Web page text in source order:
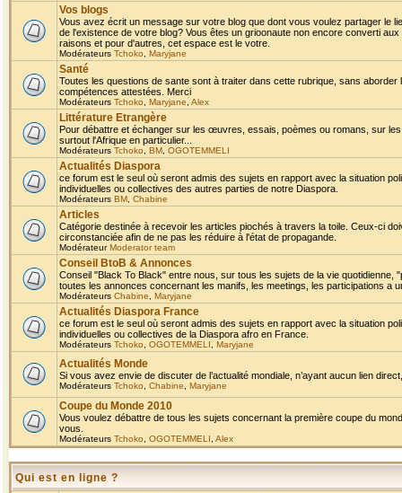
Vos blogs
Vous avez écrit un message sur votre blog que dont vous voulez partager le
de l'existence de votre blog? Vous êtes un grioonaute non encore converti
raisons et pour d'autres, cet espace est le votre.
Modérateurs Tchoko Maryjane
Santé
Toutes les questions de sante sont à traiter dans cette rubrique, sans
compétences attestées. Merci
Modérateurs Tchoko Maryjane Alex
Littérature Etrangère
Pour débattre et échanger sur les œuvres, essais, poèmes ou romans, sur
surtout l'Afrique en particulier...
Modérateurs Tchoko BM OGOTEMMELI
Actualités Diaspora
ce forum est le seul où seront admis des sujets en rapport avec la situation
individuelles ou collectives des autres parties de notre Diaspora.
Modérateurs BM Chabine
Articles
Catégorie destinée à recevoir les articles piochés à travers la toile. Ceux-ci
circonstanciée afin de ne pas les réduire à l'état de propagande.
ModérateurModerator team
Conseil BtoB & Annonces
Conseil "Black To Black" entre nous, sur tous les sujets de la vie
toutes les annonces concernant les manifs, les meetings, les participations a
Modérateurs Chabine Maryjane
Actualités Diaspora France
ce forum est le seul où seront admis des sujets en rapport avec la situation
individuelles ou collectives de la Diaspora afro en France.
Modérateurs Tchoko OGOTEMMELI Maryjane
Actualités Monde
Si vous avez envie de discuter de l’actualité mondiale, n’ayant aucun lien
Modérateurs Tchoko Chabine Maryjane
Coupe du Monde 2010
Vous voulez débattre de tous les sujets concernant la première coupe du
vous.
Modérateurs Tchoko OGOTEMMELI Alex
Qui est en ligne ?